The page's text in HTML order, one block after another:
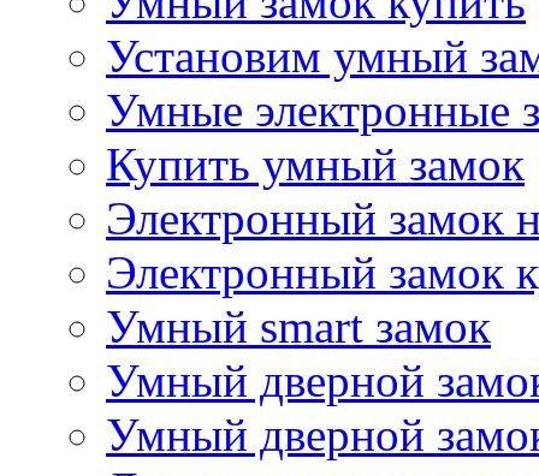
Установим умный
Умные электронные
Купить умный замок
Электронный замок
Электронный замок
Умный smart замок
Умный дверной
Умный дверной